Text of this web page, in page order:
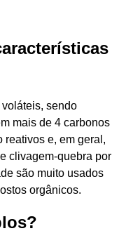
sendo
mais de 4 carbonos
reativos e, em geral,
clivagem-quebra por
são muito usados
orgânicos.